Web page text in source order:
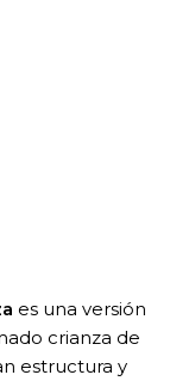
es una versión
crianza de
estructura y